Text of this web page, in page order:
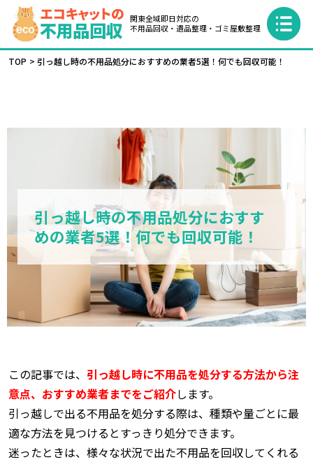
関東全域即日対応の
不用品回収・遺品整理・ゴミ屋敷整理
TOP 引っ越し時の不用品処分におすすめの業者5選！何でも回収可能！
引っ越し時の不用品処分におすす
めの業者5選！何でも回収可能！
この記事では、 引っ越し時に不用品を処分する方法から注
意点、おすすめ業者までをご紹介します。
引っ越しで出る不用品を処分する際は、種類や量ごとに最
適な方法を見つけるとすっきり処分できます。
迷ったときは、様々な状況で出た不用品を回収してくれる